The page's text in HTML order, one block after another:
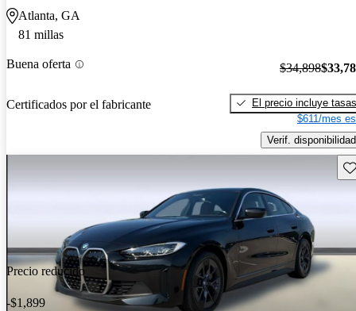
Atlanta, GA
81 millas
Buena oferta
Certificados por el fabricante
$34,898
El precio incluye tasas
$611/mes
Verif. disponibilidad
Precio reducido
-$1,899